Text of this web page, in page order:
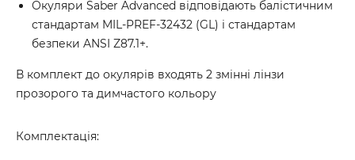
Окуляри Saber Advanced відповідають балістичним
стандартам MIL-PREF-32432 (GL) і стандартам
безпеки ANSI Z87.1+.
В комплект до окулярів входять 2 змінні лінзи
прозорого та димчастого кольору
Комплектація: